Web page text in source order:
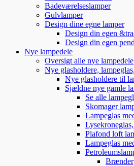
Badeværelseslamper
Gulvlamper
Design dine egne lamper
Design din egen
Design din egen
Nye lampedele
Oversigt alle nye lampedele
Nye glasholdere,
Nye glasholdere til
Sjældne nye gamle
Se alle
Skomager
Lampeglas
Plafond loft
Lampeglas